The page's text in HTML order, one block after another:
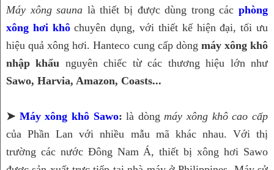
Máy xông sauna là thiết bị được dùng trong các phòng
xông hơi khô chuyên dụng, với thiết kế hiện đại, tối ưu
hiệu quả xông hơi. Hanteco cung cấp dòng máy xông khô
nhập khẩu
Sawo, Harvia, Amazon, Coasts...
➤ Máy xông khô Sawo: là dòng máy xông khô cao cấp
của Phần Lan với nhiều mẫu mã khác nhau. Với thị
trường các nước Đông Nam Á, thiết bị xông hơi Sawo